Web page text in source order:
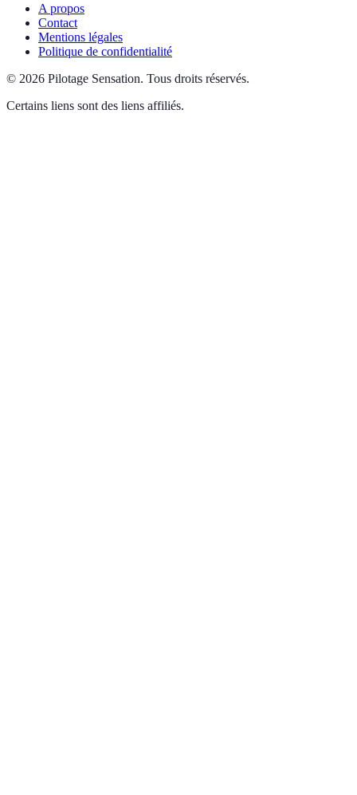
A propos
Contact
Mentions légales
Politique de confidentialité
© 2026 Pilotage Sensation. Tous droits réservés.
Certains liens sont des liens affiliés.